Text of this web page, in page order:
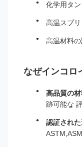
化学用タ
高温スプ
高温材料
なぜインコロ
高品質の
跡可能な
認証され